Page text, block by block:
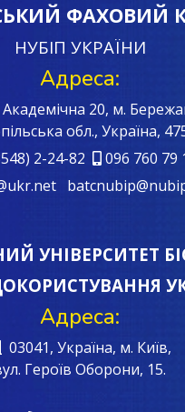
ФАХОВИЙ
НУБІП УКРАЇНИ
Адреса:
Академічна 20, м.
обл., Україна,
2-24-82
096 760 79
УНІВЕРСИТЕТ
Адреса:
03041, Україна, м. Київ,
Героїв Oборони, 15.